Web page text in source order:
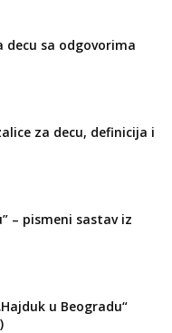
decu sa odgovorima
za decu, definicija i
– pismeni sastav iz
u Beogradu“